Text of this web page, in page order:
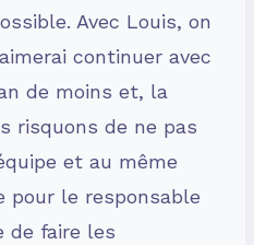
Avec Louis, on
continuer avec
de moins et, la
risquons de ne pas
et au même
pour le responsable
de faire les